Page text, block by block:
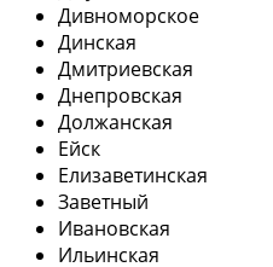
Дивноморское
Динская
Дмитриевская
Днепровская
Должанская
Ейск
Елизаветинская
Заветный
Ивановская
Ильинская